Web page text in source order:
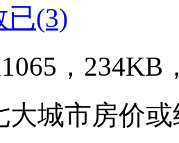
，234KB
大城市房价